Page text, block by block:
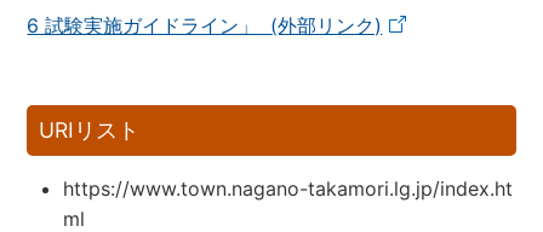
6 試験実施ガイドライン」 (外部リンク)
URIリスト
https://www.town.nagano-takamori.lg.jp/index.ht
ml